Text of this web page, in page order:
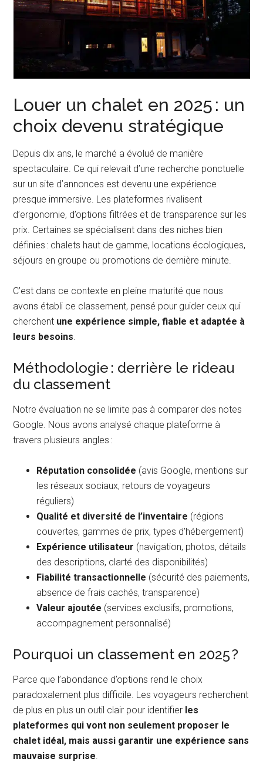
Louer un chalet en 2025 : un
choix devenu stratégique
Depuis dix ans, le marché a évolué de manière
spectaculaire. Ce qui relevait d’une recherche ponctuelle
sur un site d’annonces est devenu une expérience
presque immersive. Les plateformes rivalisent
d’ergonomie, d’options filtrées et de transparence sur les
prix. Certaines se spécialisent dans des niches bien
définies : chalets haut de gamme, locations écologiques,
séjours en groupe ou promotions de dernière minute.
C’est dans ce contexte en pleine maturité que nous
avons établi ce classement, pensé pour guider ceux qui
cherchent une expérience simple, fiable et adaptée à
leurs besoins.
Méthodologie : derrière le rideau
du classement
Notre évaluation ne se limite pas à comparer des notes
Google. Nous avons analysé chaque plateforme à
travers plusieurs angles :
Réputation consolidée (avis Google, mentions sur
les réseaux sociaux, retours de voyageurs
réguliers)
Qualité et diversité de l’inventaire (régions
couvertes, gammes de prix, types d’hébergement)
Expérience utilisateur (navigation, photos, détails
des descriptions, clarté des disponibilités)
Fiabilité transactionnelle (sécurité des paiements,
absence de frais cachés, transparence)
Valeur ajoutée (services exclusifs, promotions,
accompagnement personnalisé)
Pourquoi un classement en 2025 ?
Parce que l’abondance d’options rend le choix
paradoxalement plus difficile. Les voyageurs recherchent
de plus en plus un outil clair pour identifier les
plateformes qui vont non seulement proposer le
chalet idéal, mais aussi garantir une expérience sans
mauvaise surprise.